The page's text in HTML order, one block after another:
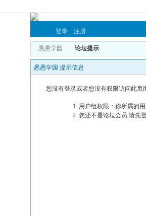
登录 注册
愚愚学园 论坛提示
愚愚学园 提示信息
您没有登录或者您没有权限访问此页
用户组权限：你所属的
您还不是论坛会员,请先